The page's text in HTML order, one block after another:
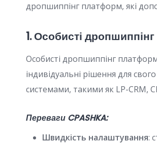
дропшиппінг платформ, які
1. Особисті
Особисті дропшиппінг
індивідуальні рішення для
системами, такими як LP-CRM,
Переваги CPASHKA:
Швидкість налаштування: